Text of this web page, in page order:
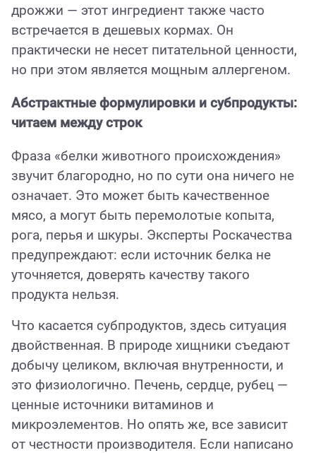
дрожжи — этот ингредиент также часто
встречается в дешевых кормах. Он
практически не несет питательной ценности,
но при этом является мощным аллергеном.
Абстрактные формулировки и субпродукты:
читаем между строк
Фраза «белки животного происхождения»
звучит благородно, но по сути она ничего не
означает. Это может быть качественное
мясо, а могут быть перемолотые копыта,
рога, перья и шкуры. Эксперты Роскачества
предупреждают: если источник белка не
уточняется, доверять качеству такого
продукта нельзя.
Что касается субпродуктов, здесь ситуация
двойственная. В природе хищники съедают
добычу целиком, включая внутренности, и
это физиологично. Печень, сердце, рубец —
ценные источники витаминов и
микроэлементов. Но опять же, все зависит
от честности производителя. Если написано